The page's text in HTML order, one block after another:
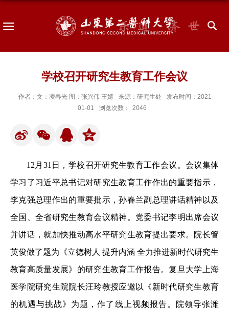
学校召开研究生教育工作会议
作者：文：凌春光 图：张兴伟 王婧 来源：研究生处
发布时间：2021-
01-01
浏览次数： 2046
12月31日，学校召开研究生教育工作会议。会议集体
学习了习近平总书记对研究生教育工作作出的重要指示，
李克强总理作出的重要批示，孙春兰副总理讲话精神以及
全国、全省研究生教育会议精神。党委书记李明出席会议
并讲话，就加快推动高水平研究生教育提出要求。院长管
英俊做了题为《立德树人 提升内涵 全力推进新时代研究生
教育高质量发展》的研究生教育工作报告。复旦大学上海
医学院研究生院院长汪玲教授应邀以《新时代研究生教育
的机遇与挑战》为题，作了线上视频报告。院领导张潍